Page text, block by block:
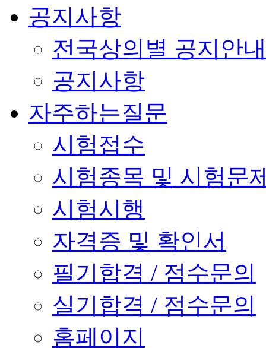
공지사항
전국상의별 공지안내
공지사항
자주하는질문
시험접수
시험종목 및 시험문
시험시행
자격증 및 확인서
필기합격 / 점수문의
실기합격 / 점수문의
홈페이지